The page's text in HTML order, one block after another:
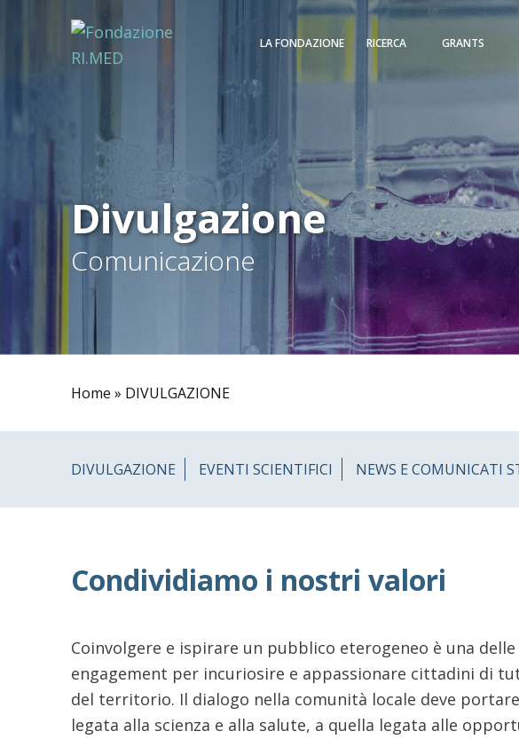
LA FONDAZIONE RICERCA GRANTS
Divulgazione
Comunicazione
Home » DIVULGAZIONE
DIVULGAZIONE EVENTI SCIENTIFICI NEWS E COMUNICATI
Condividiamo i nostri valori
Coinvolgere e ispirare un pubblico eterogeneo è una
engagement per incuriosire e appassionare cittadini di
del territorio. Il dialogo nella comunità locale deve
legata alla scienza e alla salute, a quella legata alle